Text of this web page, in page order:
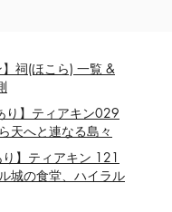
祠(ほこら) 一覧 &
り】ティアキン029
天へと連なる島々
】ティアキン 121
城の食堂、ハイラル